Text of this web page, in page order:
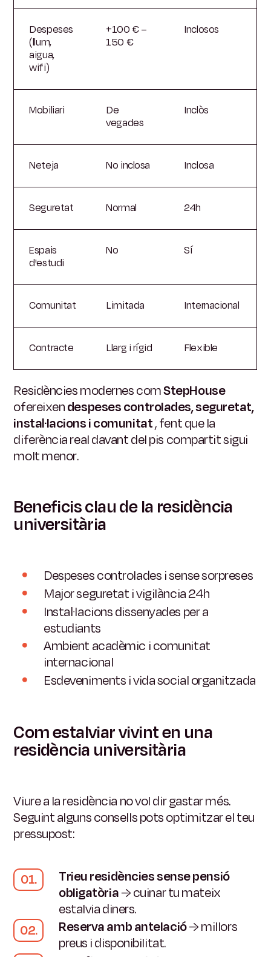
Despeses
(llum,
aigua,
wifi)
+100 € –
150 €
Inclosos
Mobiliari
De
vegades
Inclòs
Neteja No inclosa Inclosa
Seguretat Normal 24h
Espais
d'estudi
No Sí
Comunitat Limitada Internacional
Contracte Llarg i rígid Flexible
Residències modernes comStepHouse
ofereixendespeses controlades, seguretat,
instal·lacions i comunitat, fent que la
diferència real davant del pis compartit sigui
molt menor.
Beneficis clau de la residència
universitària
Despeses controlades i sense sorpreses
Major seguretat i vigilància 24h
Instal·lacions dissenyades per a
estudiants
Ambient acadèmic i comunitat
internacional
Esdeveniments i vida social organitzada
Com estalviar vivint en una
residència universitària
Viure a la residència no vol dir gastar més.
Seguint alguns consells pots optimitzar el teu
pressupost:
Trieu residències sense pensió
obligatòria→ cuinar tu mateix
estalvia diners.
Reserva amb antelació→ millors
preus i disponibilitat.